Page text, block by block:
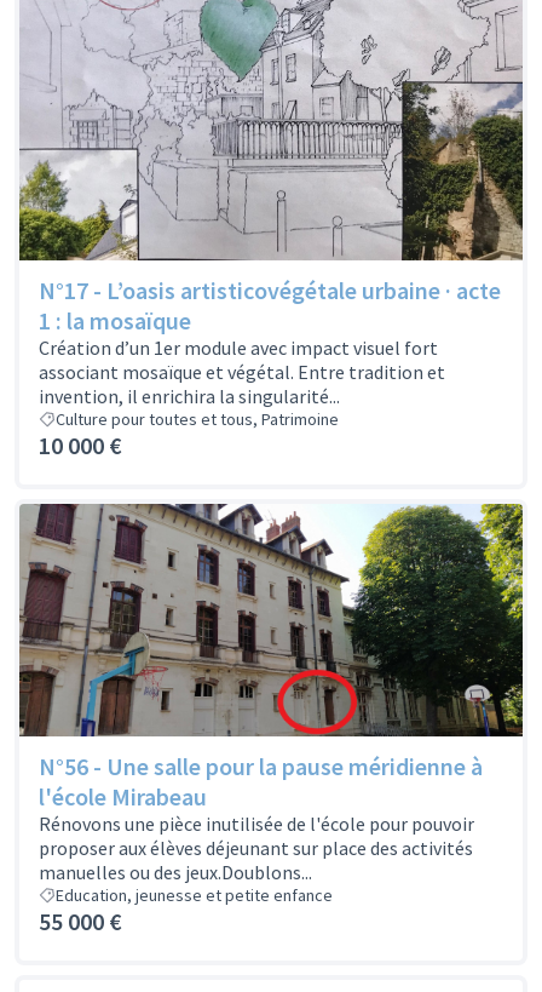
N°17 - L’oasis artisticovégétale urbaine · acte
1 : la mosaïque
Création d’un 1er module avec impact visuel fort
associant mosaïque et végétal. Entre tradition et
invention, il enrichira la singularité...
Culture pour toutes et tous, Patrimoine
10 000 €
N°56 - Une salle pour la pause méridienne à
l'école Mirabeau
Rénovons une pièce inutilisée de l'école pour pouvoir
proposer aux élèves déjeunant sur place des activités
manuelles ou des jeux.Doublons...
Education, jeunesse et petite enfance
55 000 €